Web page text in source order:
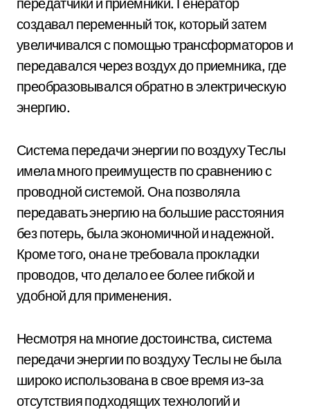
создавал переменный ток, который затем
увеличивался с помощью трансформаторов и
передавался через воздух до приемника, где
преобразовывался обратно в электрическую
энергию.
Система передачи энергии по воздуху Теслы
имела много преимуществ по сравнению с
проводной системой. Она позволяла
передавать энергию на большие расстояния
без потерь, была экономичной и надежной.
Кроме того, она не требовала прокладки
проводов, что делало ее более гибкой и
удобной для применения.
Несмотря на многие достоинства, система
передачи энергии по воздуху Теслы не была
широко использована в свое время из-за
отсутствия подходящих технологий и